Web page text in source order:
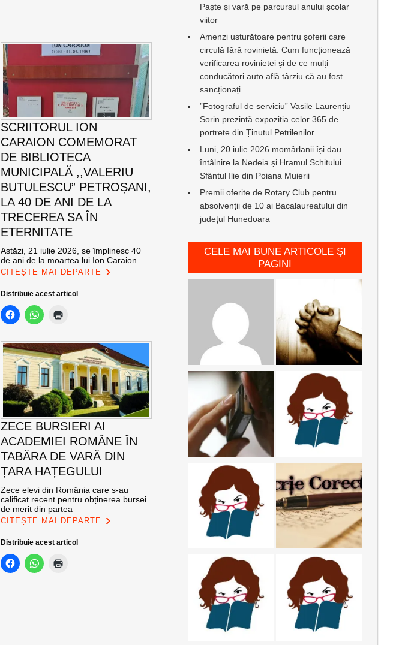
SCRIITORUL ION
CARAION COMEMORAT
DE BIBLIOTECA
MUNICIPALĂ ,,VALERIU
BUTULESCU” PETROȘANI,
LA 40 DE ANI DE LA
TRECEREA SA ÎN
ETERNITATE
Astăzi, 21 iulie 2026, se împlinesc 40
de ani de la moartea lui Ion Caraion
CITEȘTE MAI DEPARTE
Distribuie acest articol
ZECE BURSIERI AI
ACADEMIEI ROMÂNE ÎN
TABĂRA DE VARĂ DIN
ȚARA HAȚEGULUI
Zece elevi din România care s-au
calificat recent pentru obținerea bursei
de merit din partea
CITEȘTE MAI DEPARTE
Distribuie acest articol
Paște și vară pe parcursul anului școlar
viitor
Amenzi usturătoare pentru șoferii care
circulă fără rovinietă: Cum funcționează
verificarea rovinietei și de ce mulți
conducători auto află târziu că au fost
sancționați
”Fotograful de serviciu” Vasile Laurențiu
Sorin prezintă expoziția celor 365 de
portrete din Ținutul Petrilenilor
Luni, 20 iulie 2026 momârlanii își dau
întâlnire la Nedeia și Hramul Schitului
Sfântul Ilie din Poiana Muierii
Premii oferite de Rotary Club pentru
absolvenții de 10 ai Bacalaureatului din
județul Hunedoara
CELE MAI BUNE ARTICOLE ȘI
PAGINI